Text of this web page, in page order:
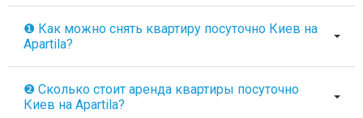
❶ Как можно снять квартиру посуточно Киев на
Apartila?
❷ Сколько стоит аренда квартиры посуточно
Киев на Apartila?